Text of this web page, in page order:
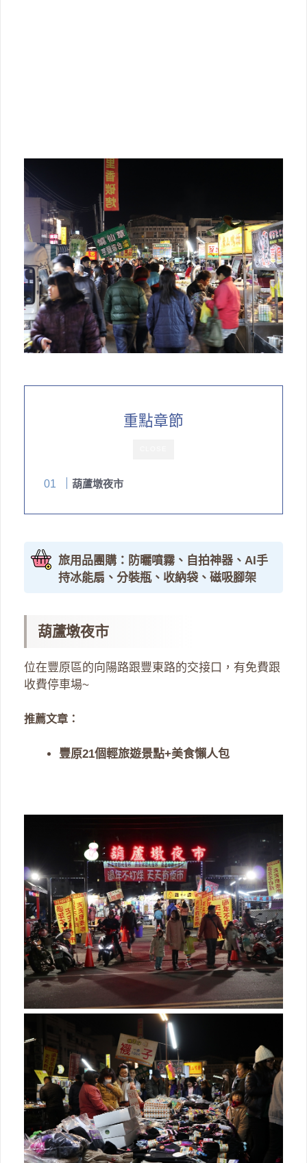
重點章節
葫蘆墩夜市
旅用品團購：防曬噴霧、自拍神器、AI手
持冰能扇、分裝瓶、收納袋、磁吸腳架
葫蘆墩夜市
位在豐原區的向陽路跟豐東路的交接口，有免費跟
收費停車場~
推薦文章：
豐原21個輕旅遊景點+美食懶人包